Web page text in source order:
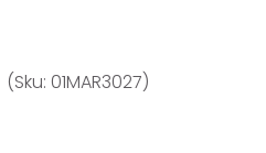
(Sku: 01MAR3027)